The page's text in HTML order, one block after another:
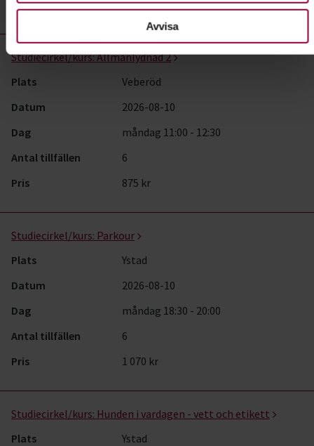
Avvisa
Pris
Gratis
Studiecirkel/kurs:Allmänlydnad 2
Plats
Veberöd
Datum
2026-08-10
Dag
måndag 11:00 - 12:30
Antal tillfällen
6
Pris
875 kr
Studiecirkel/kurs: Parkour
Plats
Ystad
Datum
2026-08-10
Dag
måndag 18:30 - 20:00
Antal tillfällen
6
Pris
1 070 kr
Studiecirkel/kurs: Hunden i vardagen - vett och etikett
Plats
Ystad